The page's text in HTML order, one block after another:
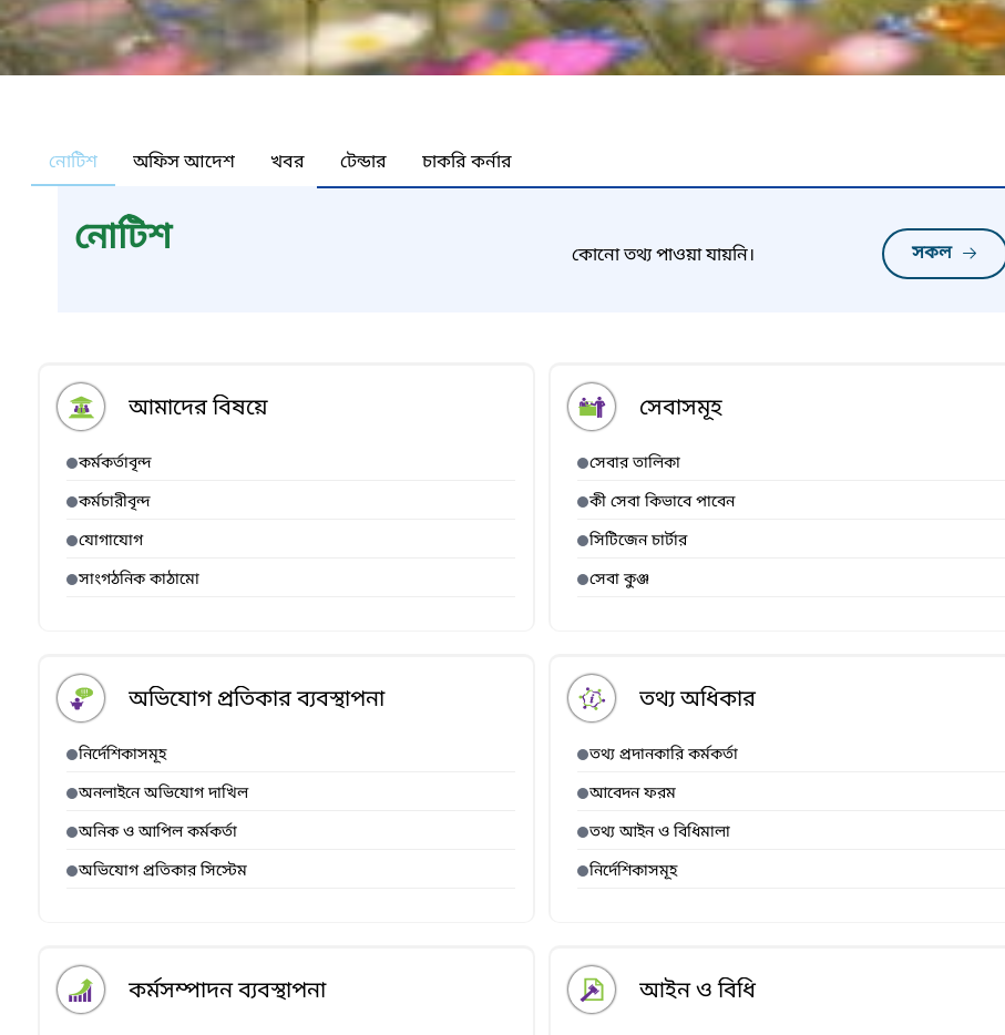
নোটিশ অফিস আদেশ খবর টেন্ডার চাকরি কর্নার
নোটিশ সকল
কোনো তথ্য পাওয়া যায়নি।
আমাদের বিষয়ে
কর্মকর্তাবৃন্দ
কর্মচারীবৃন্দ
যোগাযোগ
সাংগঠনিক কাঠামো
সেবাসমূহ
সেবার তালিকা
কী সেবা কিভাবে পাবেন
সিটিজেন চার্টার
সেবা কুঞ্জ
অভিযোগ প্রতিকার ব্যবস্থাপনা
নির্দেশিকাসমূহ
অনলাইনে অভিযোগ দাখিল
অনিক ও আপিল কর্মকর্তা
অভিযোগ প্রতিকার সিস্টেম
তথ্য অধিকার
তথ্য প্রদানকারি কর্মকর্তা
আবেদন ফরম
তথ্য আইন ও বিধিমালা
নির্দেশিকাসমূহ
কর্মসম্পাদন ব্যবস্থাপনা আইন ও বিধি